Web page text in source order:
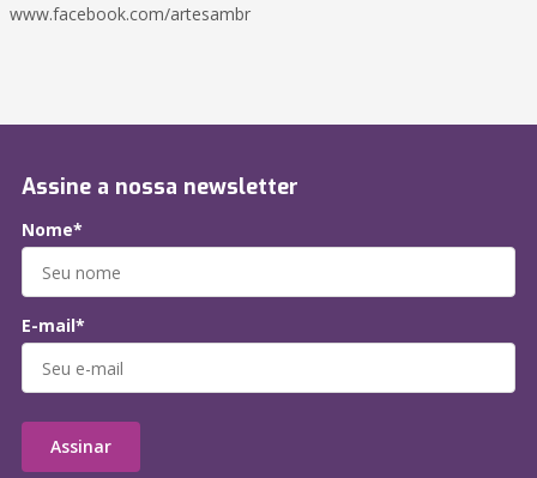
www.facebook.com/artesambr
Assine a nossa newsletter
Nome*
E-mail*
Assinar